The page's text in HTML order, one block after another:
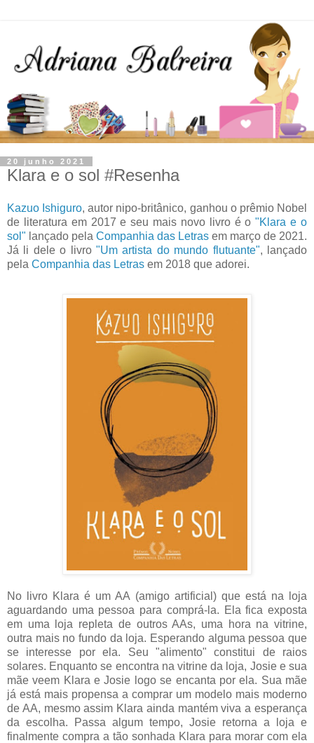
20 junho 2021
Klara e o sol #Resenha
Kazuo Ishiguro, autor nipo-britânico, ganhou o prêmio Nobel
de literatura em 2017 e seu mais novo livro é o"Klara e o
sol" lançado pela Companhia das Letras em março de 2021.
Já li dele o livro "Um artista do mundo flutuante", lançado
pela Companhia das Letras em 2018 que adorei.
No livro Klara é um AA (amigo artificial) que está na loja
aguardando uma pessoa para comprá-la. Ela fica exposta
em uma loja repleta de outros AAs, uma hora na vitrine,
outra mais no fundo da loja. Esperando alguma pessoa que
se interesse por ela. Seu "alimento" constitui de raios
solares. Enquanto se encontra na vitrine da loja, Josie e sua
mãe veem Klara e Josie logo se encanta por ela. Sua mãe
já está mais propensa a comprar um modelo mais moderno
de AA, mesmo assim Klara ainda mantém viva a esperança
da escolha. Passa algum tempo, Josie retorna a loja e
finalmente compra a tão sonhada Klara para morar com ela